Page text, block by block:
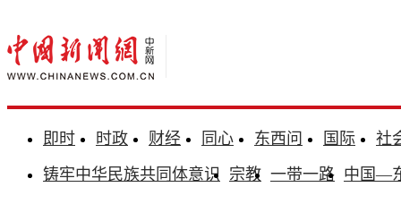
即时 时政 财经 同心 东西问 国际
社
铸牢中华民族共同体意识 宗教 一带一路 中国—